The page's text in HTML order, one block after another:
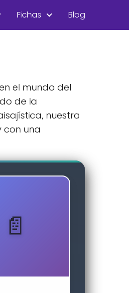
Fichas Blog
el mundo del
de la
nuestra
con una